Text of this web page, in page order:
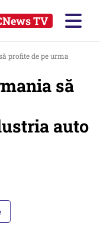
TV
profite de pe urma
să
auto